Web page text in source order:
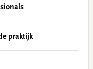
praktijk